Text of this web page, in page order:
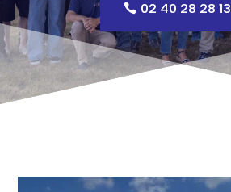
02 40 28 28 13